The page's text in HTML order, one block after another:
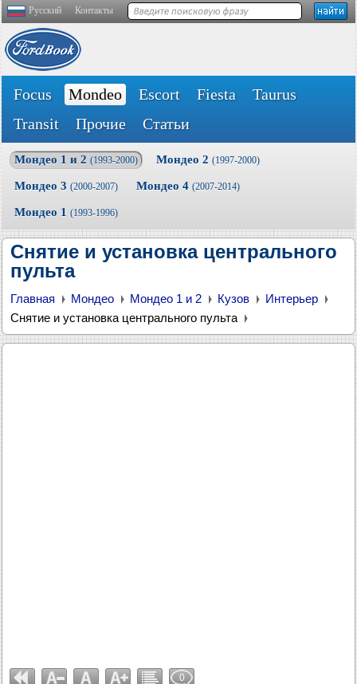
Русский Контакты
Focus Mondeo Escort Fiesta
Taurus
Transit
Прочие Статьи
Мондео 1 и 2 (1993-2000) Мондео 2 (1997-2000)
Мондео 3 (2000-2007) Мондео 4 (2007-2014)
Мондео 1 (1993-1996)
Снятие и установка центрального
пульта
Главная Мондео Мондео 1 и 2 Кузов
Интерьер
Снятие и установка центрального пульта
0